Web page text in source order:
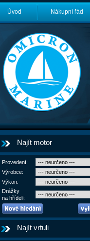
Úvod Nákupní řád
Najít motor
Provedení:
Výrobce:
Výkon:
Drážky
na hřídeli:
Najít vrtuli